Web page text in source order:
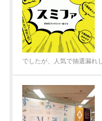
でしたが、人気で抽選漏れ